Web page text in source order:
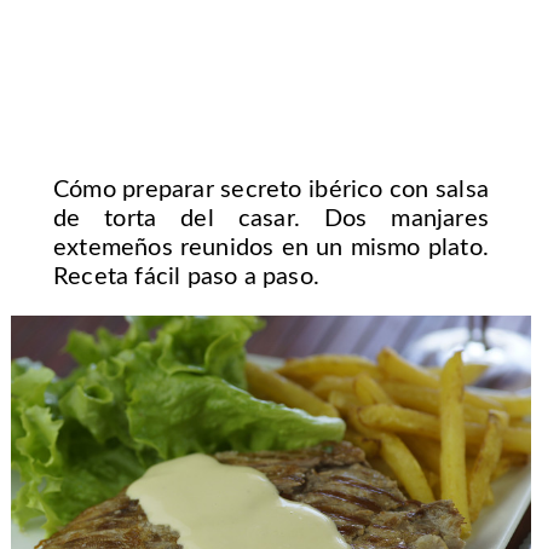
Cómo preparar secreto ibérico con salsa
de torta del casar. Dos manjares
extemeños reunidos en un mismo plato.
Receta fácil paso a paso.